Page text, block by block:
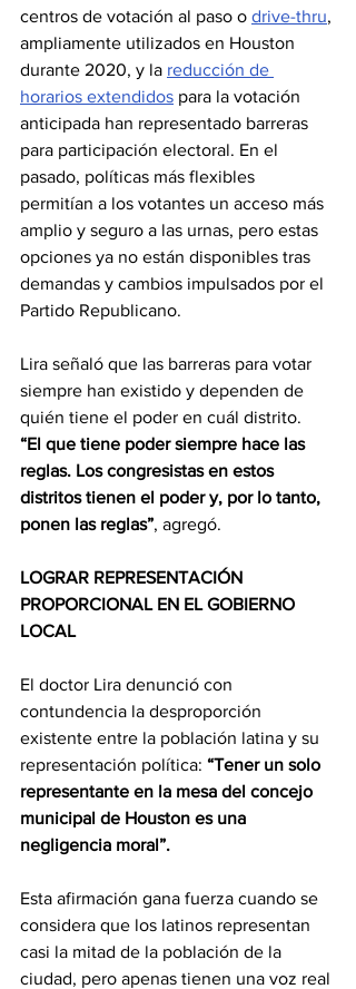
centros de votación al paso o drive-thru,
ampliamente utilizados en Houston
durante 2020, y la reducción de
horarios extendidos para la votación
anticipada han representado barreras
para participación electoral. En el
pasado, políticas más flexibles
permitían a los votantes un acceso más
amplio y seguro a las urnas, pero estas
opciones ya no están disponibles tras
demandas y cambios impulsados por el
Partido Republicano.
Lira señaló que las barreras para votar
siempre han existido y dependen de
quién tiene el poder en cuál distrito.
“El que tiene poder siempre hace las
reglas. Los congresistas en estos
distritos tienen el poder y, por lo tanto,
ponen las reglas”, agregó.
LOGRAR REPRESENTACIÓN
PROPORCIONAL EN EL GOBIERNO
LOCAL
El doctor Lira denunció con
contundencia la desproporción
existente entre la población latina y su
representación política: “Tener un solo
representante en la mesa del concejo
municipal de Houston es una
negligencia moral”.
Esta afirmación gana fuerza cuando se
considera que los latinos representan
casi la mitad de la población de la
ciudad, pero apenas tienen una voz real